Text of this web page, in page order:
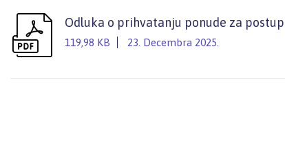
Odluka o prihvatanju ponude za
119,98 KB 23. Decembra 2025.